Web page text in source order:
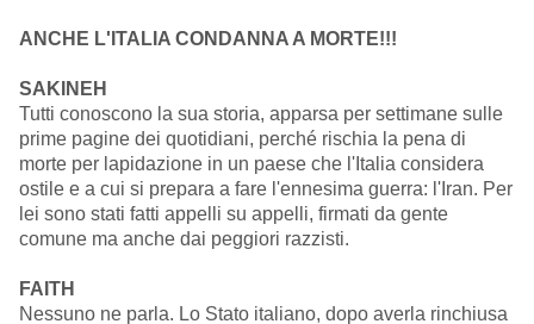
ANCHE L'ITALIA CONDANNA A MORTE!!!
SAKINEH
Tutti conoscono la sua storia, apparsa per settimane sulle
prime pagine dei quotidiani, perché rischia la pena di
morte per lapidazione in un paese che l'Italia considera
ostile e a cui si prepara a fare l'ennesima guerra: l'Iran. Per
lei sono stati fatti appelli su appelli, firmati da gente
comune ma anche dai peggiori razzisti.
FAITH
Nessuno ne parla. Lo Stato italiano, dopo averla rinchiusa